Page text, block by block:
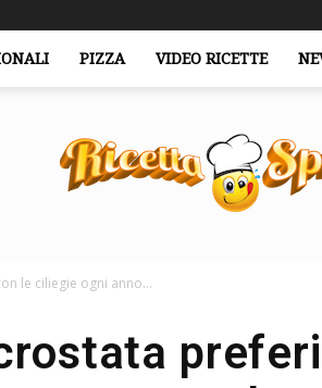
PIZZA VIDEO RICETTE
le ciliegie ogni anno...